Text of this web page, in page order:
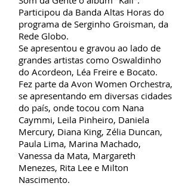
Participou da Banda Altas Horas do
programa de Serginho Groisman, da
Rede Globo.
Se apresentou e gravou ao lado de
grandes artistas como Oswaldinho
do Acordeon, Léa Freire e Bocato.
Fez parte da Avon Women Orchestra,
se apresentando em diversas cidades
do país, onde tocou com Nana
Caymmi, Leila Pinheiro, Daniela
Mercury, Diana King, Zélia Duncan,
Paula Lima, Marina Machado,
Vanessa da Mata, Margareth
Menezes, Rita Lee e Milton
Nascimento.